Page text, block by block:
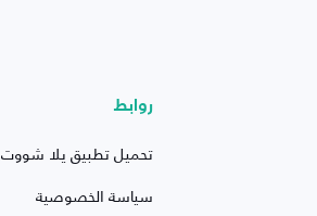
روابط
تحميل تطبيق يلا شووت
سياسة الخصوصية